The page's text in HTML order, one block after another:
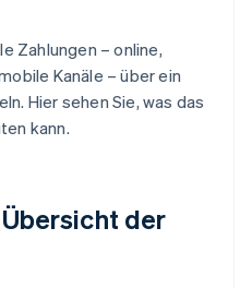
Zahlungen – online,
Kanäle – über ein
Hier sehen Sie, was das
kann.
der